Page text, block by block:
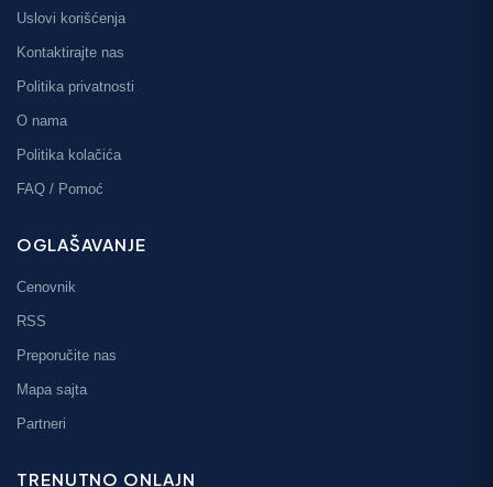
Uslovi korišćenja
Kontaktirajte nas
Politika privatnosti
O nama
Politika kolačića
FAQ / Pomoć
OGLAŠAVANJE
Cenovnik
RSS
Preporučite nas
Mapa sajta
Partneri
TRENUTNO ONLAJN